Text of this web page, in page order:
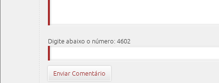
Digite abaixo o número: 4602